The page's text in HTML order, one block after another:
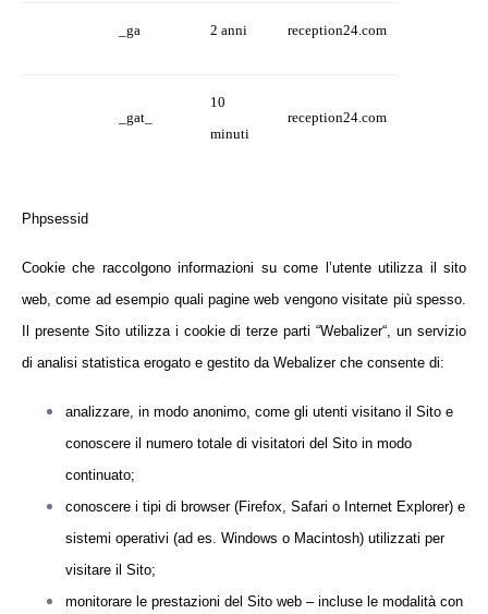
_ga 2 anni reception24.com
_gat_
10
minuti
reception24.com
Phpsessid
Cookie che raccolgono informazioni su come l’utente utilizza il sito
web, come ad esempio quali pagine web vengono visitate più spesso.
Il presente Sito utilizza i cookie di terze parti “Webalizer“, un servizio
di analisi statistica erogato e gestito da Webalizer che consente di:
analizzare, in modo anonimo, come gli utenti visitano il Sito e
conoscere il numero totale di visitatori del Sito in modo
continuato;
conoscere i tipi di browser (Firefox, Safari o Internet Explorer) e
sistemi operativi (ad es. Windows o Macintosh) utilizzati per
visitare il Sito;
monitorare le prestazioni del Sito web – incluse le modalità con